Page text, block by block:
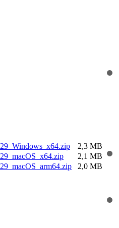
2,3 MB
2,1 MB
2,0 MB